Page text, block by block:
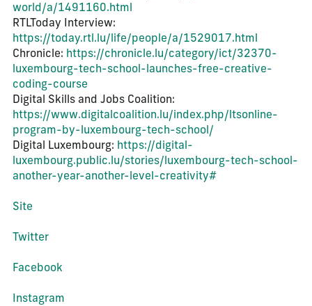
world/a/1491160.html
RTLToday Interview:
https://today.rtl.lu/life/people/a/1529017.html
Chronicle: https://chronicle.lu/category/ict/32370-
luxembourg-tech-school-launches-free-creative-
coding-course
Digital Skills and Jobs Coalition:
https://www.digitalcoalition.lu/index.php/ltsonline-
program-by-luxembourg-tech-school/
Digital Luxembourg: https://digital-
luxembourg.public.lu/stories/luxembourg-tech-school-
another-year-another-level-creativity#
Site
Twitter
Facebook
Instagram